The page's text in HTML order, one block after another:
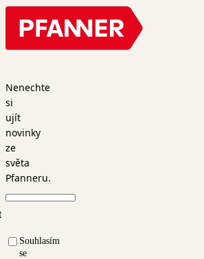
Nenechte
si
ujít
novinky
ze
světa
Pfanneru.
Souhlasím
se